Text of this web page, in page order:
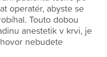
operatér, abyste se
Touto dobou
anestetik v krvi, je
nebudete